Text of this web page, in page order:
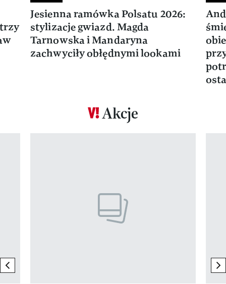
Jesienna ramówka Polsatu 2026:
stylizacje gwiazd. Magda
Tarnowska i Mandaryna
zachwyciły obłędnymi lookami
Akcje
previous element